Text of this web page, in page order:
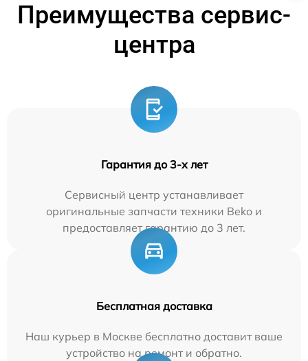
Преимущества сервис-
центра
Гарантия до 3-х лет
Сервисный центр устанавливает
оригинальные запчасти техники Beko и
предоставляет гарантию до 3 лет.
Бесплатная доставка
Наш курьер в Москве бесплатно доставит ваше
устройство на ремонт и обратно.